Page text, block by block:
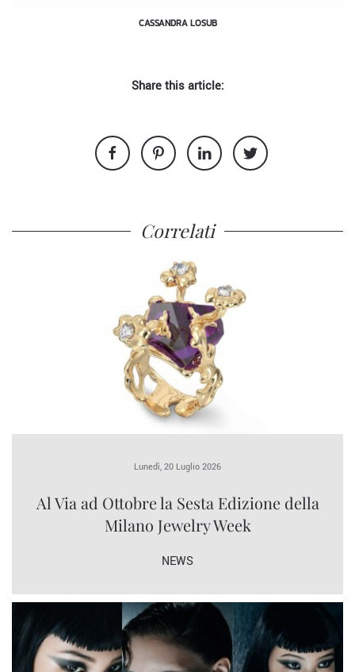
CASSANDRA LOSUB
Share this article:
Correlati
Lunedì, 20 Luglio 2026
Al Via ad Ottobre la Sesta Edizione della
Milano Jewelry Week
NEWS